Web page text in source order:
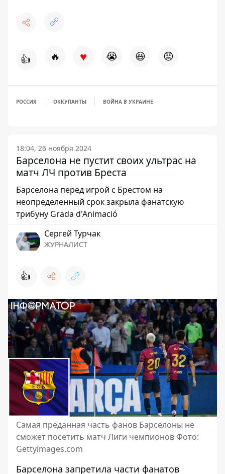
👍 🔥 ♥ 😭 😆 😡
РОССИЯ ОККУПАНТЫ ВОЙНА В УКРАИНЕ
18:04, 26 ноября 2024
Барселона не пустит своих ультрас на
матч ЛЧ против Бреста
Барселона перед игрой с Брестом на
неопределенный срок закрыла фанатскую
трибуну Grada d'Animació
Сергей Турчак
ЖУРНАЛИСТ
👍
Самая преданная часть фанов Барселоны не
сможет посетить матч Лиги чемпионов Фото:
Gettyimages.com
Барселона запретила части фанатов